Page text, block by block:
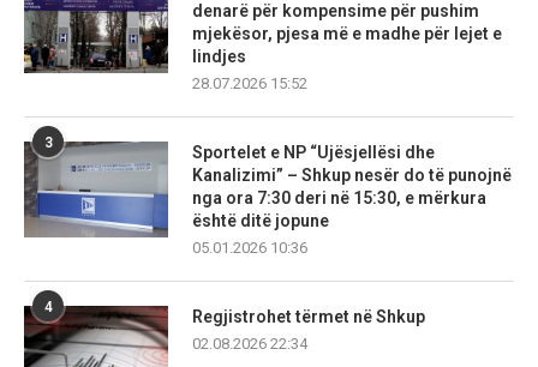
denarë për kompensime për pushim
mjekësor, pjesa më e madhe për lejet e
lindjes
28.07.2026 15:52
3
Sportelet e NP “Ujësjellësi dhe
Kanalizimi” – Shkup nesër do të punojnë
nga ora 7:30 deri në 15:30, e mërkura
është ditë jopune
05.01.2026 10:36
4
Regjistrohet tërmet në Shkup
02.08.2026 22:34